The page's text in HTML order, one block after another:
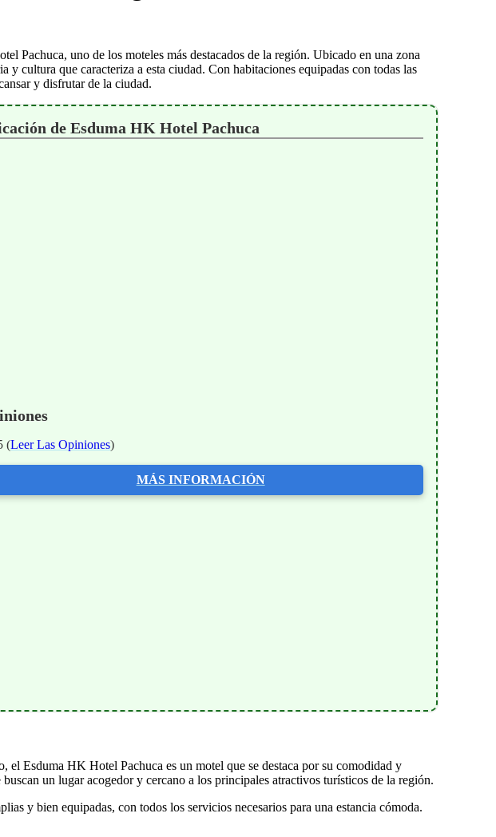
Pachuca, uno de los moteles más destacados de la región. Ubicado en una zona
y cultura que caracteriza a esta ciudad. Con habitaciones equipadas con todas las
y disfrutar de la ciudad.
de Esduma HK Hotel Pachuca
(Leer Las Opiniones)
MÁS INFORMACIÓN
Esduma HK Hotel Pachuca es un motel que se destaca por su comodidad y
un lugar acogedor y cercano a los principales atractivos turísticos de la región.
y bien equipadas, con todos los servicios necesarios para una estancia cómoda.